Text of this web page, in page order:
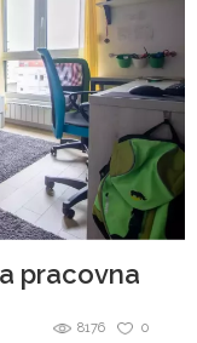
pracovna
0
8176